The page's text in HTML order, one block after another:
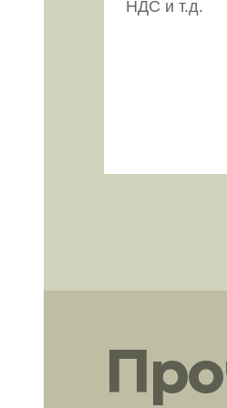
НДС и т.д.